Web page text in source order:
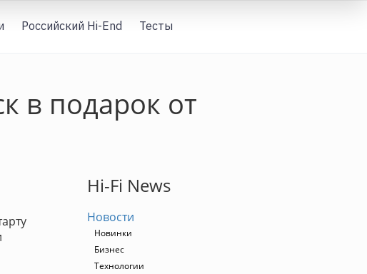
Российский Hi-End Тесты
в подарок от
Hi-Fi News
Новости
Новинки
Бизнес
Технологии